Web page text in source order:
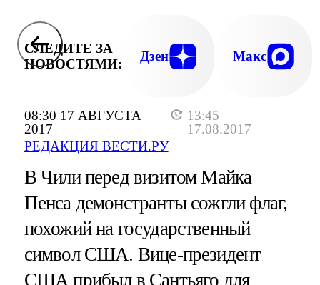
08:30 17 АВГУСТА
2017
13:45
17.08.2017
РЕДАКЦИЯ ВЕСТИ.РУ
СЛЕДИТЕ ЗА
НОВОСТЯМИ:
Дзен Макс
В Чили перед визитом Майка
Пенса демонстранты сожгли флаг,
похожий на государственный
символ США. Вице-президент
США прибыл в Сантьяго для